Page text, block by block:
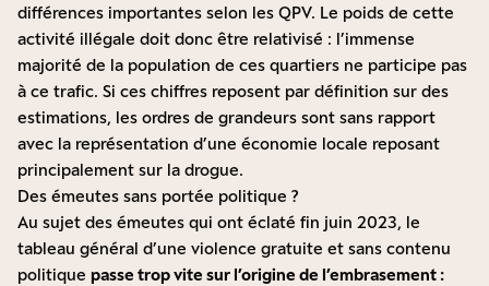
différences importantes selon les QPV. Le poids de cette
activité illégale doit donc être relativisé : l’immense
majorité de la population de ces quartiers ne participe pas
à ce trafic. Si ces chiffres reposent par définition sur des
estimations, les ordres de grandeurs sont sans rapport
avec la représentation d’une économie locale reposant
principalement sur la drogue.
Des émeutes sans portée politique ?
Au sujet des émeutes qui ont éclaté fin juin 2023, le
tableau général d’une violence gratuite et sans contenu
politique passe trop vite sur l’origine de l’embrasement :